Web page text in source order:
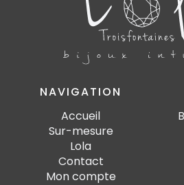
NAVIGATION
Accueil
Sur-mesure
Lola
Contact
Mon compte